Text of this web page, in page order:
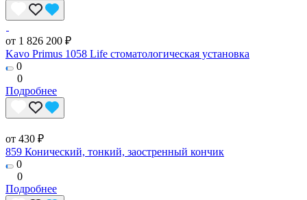
от 1 826 200 ₽
Kavo Primus 1058 Life стоматологическая установка
0
0
Подробнее
от 430 ₽
859 Конический, тонкий, заостренный кончик
0
0
Подробнее